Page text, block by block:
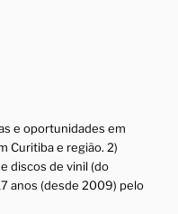
e oportunidades em
Curitiba e região. 2)
discos de vinil (do
anos (desde 2009) pelo